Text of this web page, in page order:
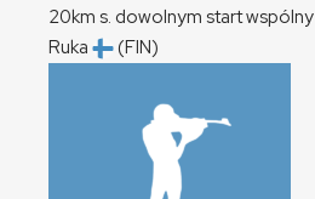
20km s. dowolnym start wspólny
Ruka
(FIN)